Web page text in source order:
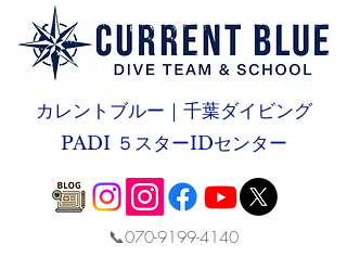
カレントブルー｜千葉ダイビング
PADI ５スターIDセンター
📞070-9199-4140